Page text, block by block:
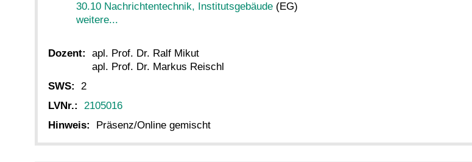
30.10 Nachrichtentechnik, Institutsgebäude (EG)
weitere...
Dozent:
apl. Prof. Dr. Ralf Mikut
apl. Prof. Dr. Markus Reischl
SWS:
2
LVNr.:
2105016
Hinweis:
Präsenz/Online gemischt